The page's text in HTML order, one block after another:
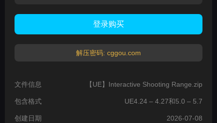
登录购买
解压密码: cggou.com
文件信息 【UE】Interactive Shooting Range.zip
包含格式 UE4.24 – 4.27和5.0 – 5.7
创建日期 2026-07-08